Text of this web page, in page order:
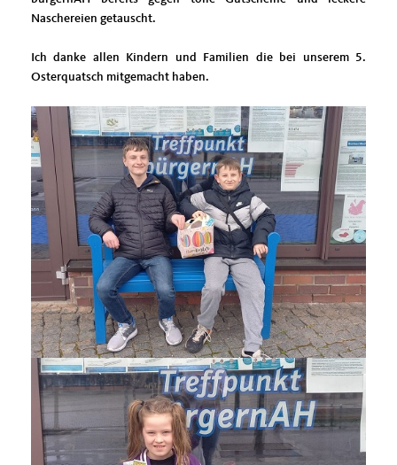
Naschereien getauscht.
Ich danke allen Kindern und Familien die bei unserem 5.
Osterquatsch mitgemacht haben.